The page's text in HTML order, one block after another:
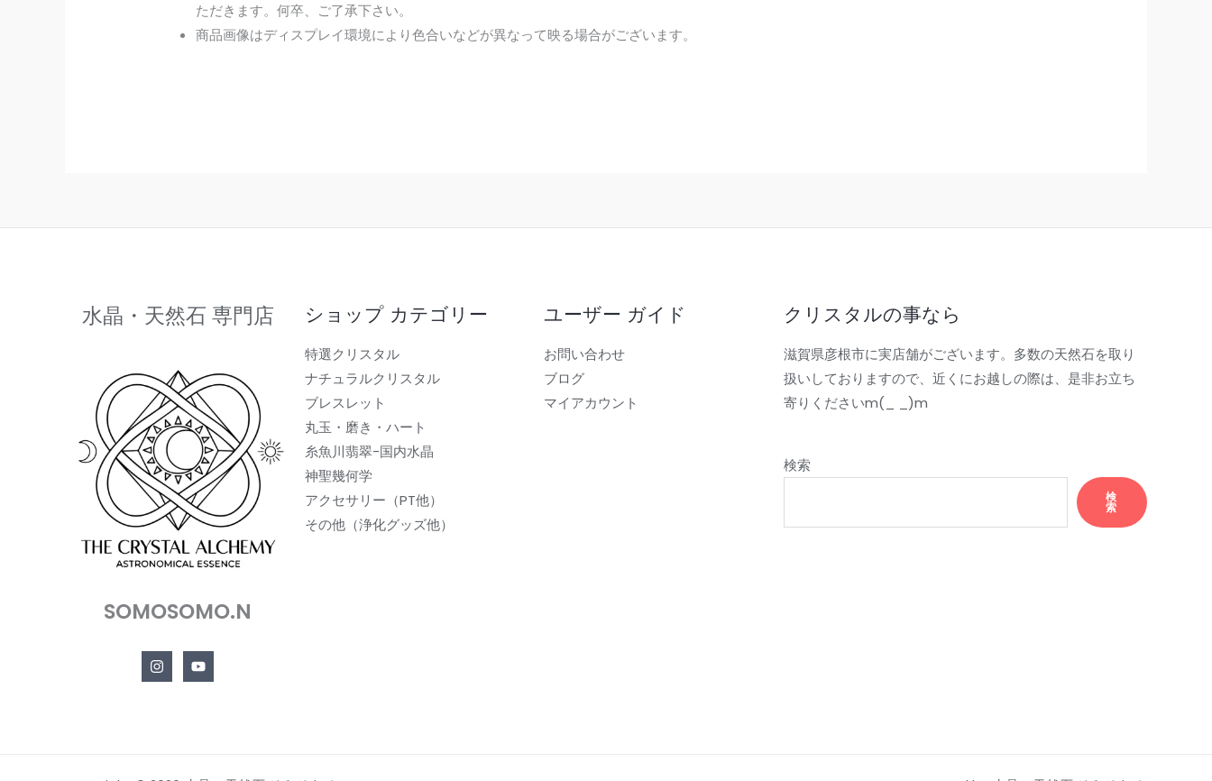
ただきます。何卒、ご了承下さい。
商品画像はディスプレイ環境により色合いなどが異なって映る場合がございます。
水晶・天然石 専門店
SOMOSOMO.N
ショップ カテゴリー
特選クリスタル
ナチュラルクリスタル
ブレスレット
丸玉・磨き・ハート
糸魚川翡翠-国内水晶
神聖幾何学
アクセサリー（PT他）
その他（浄化グッズ他）
ユーザー ガイド
お問い合わせ
ブログ
マイアカウント
クリスタルの事なら
滋賀県彦根市に実店舗がございます。多数の天然石を取り
扱いしておりますので、近くにお越しの際は、是非お立ち
寄りくださいm(_ _)m
検索
検
索